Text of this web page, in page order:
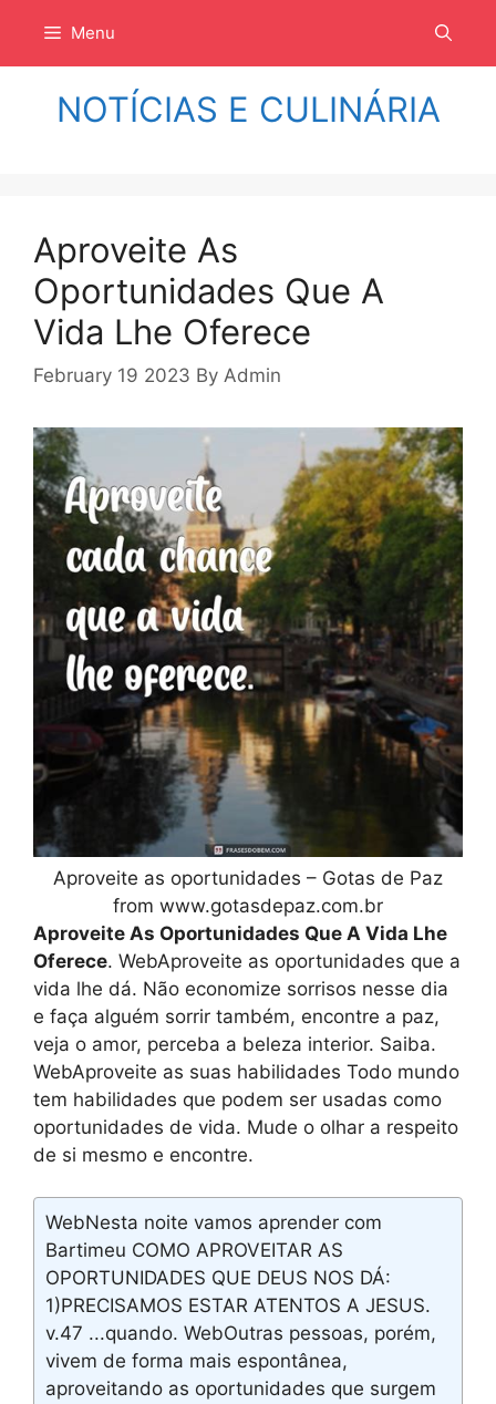
isi
Menu
NOTÍCIAS E CULINÁRIA
Aproveite As
Oportunidades Que A
Vida Lhe Oferece
February 19 2023 By Admin
Aproveite as oportunidades – Gotas de Paz
from www.gotasdepaz.com.br
Aproveite As Oportunidades Que A Vida Lhe
Oferece. WebAproveite as oportunidades que a
vida lhe dá. Não economize sorrisos nesse dia
e faça alguém sorrir também, encontre a paz,
veja o amor, perceba a beleza interior. Saiba.
WebAproveite as suas habilidades Todo mundo
tem habilidades que podem ser usadas como
oportunidades de vida. Mude o olhar a respeito
de si mesmo e encontre.
WebNesta noite vamos aprender com
Bartimeu COMO APROVEITAR AS
OPORTUNIDADES QUE DEUS NOS DÁ:
1)PRECISAMOS ESTAR ATENTOS A JESUS.
v.47 ...quando. WebOutras pessoas, porém,
vivem de forma mais espontânea,
aproveitando as oportunidades que surgem